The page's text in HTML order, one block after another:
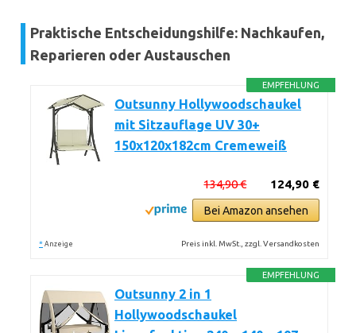
Praktische Entscheidungshilfe: Nachkaufen,
Reparieren oder Austauschen
EMPFEHLUNG
Outsunny Hollywoodschaukel
mit Sitzauflage UV 30+
150x120x182cm Cremeweiß
124,90 €
134,90 €
Bei Amazon ansehen
* Anzeige Preis inkl. MwSt., zzgl. Versandkosten
EMPFEHLUNG
Outsunny 2 in 1
Hollywoodschaukel